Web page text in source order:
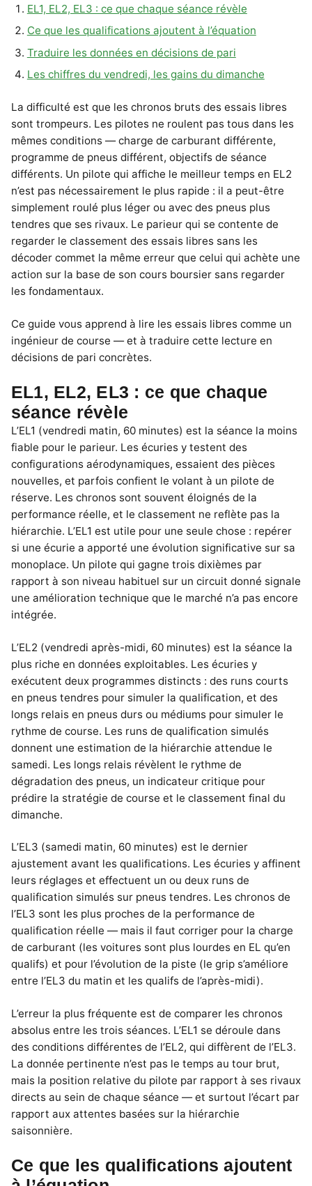
EL1, EL2, EL3 : ce que chaque séance révèle
Ce que les qualifications ajoutent à l’équation
Traduire les données en décisions de pari
Les chiffres du vendredi, les gains du dimanche
La difficulté est que les chronos bruts des essais libres
sont trompeurs. Les pilotes ne roulent pas tous dans les
mêmes conditions — charge de carburant différente,
programme de pneus différent, objectifs de séance
différents. Un pilote qui affiche le meilleur temps en EL2
n’est pas nécessairement le plus rapide : il a peut-être
simplement roulé plus léger ou avec des pneus plus
tendres que ses rivaux. Le parieur qui se contente de
regarder le classement des essais libres sans les
décoder commet la même erreur que celui qui achète une
action sur la base de son cours boursier sans regarder
les fondamentaux.
Ce guide vous apprend à lire les essais libres comme un
ingénieur de course — et à traduire cette lecture en
décisions de pari concrètes.
EL1, EL2, EL3 : ce que chaque
séance révèle
L’EL1 (vendredi matin, 60 minutes) est la séance la moins
fiable pour le parieur. Les écuries y testent des
configurations aérodynamiques, essaient des pièces
nouvelles, et parfois confient le volant à un pilote de
réserve. Les chronos sont souvent éloignés de la
performance réelle, et le classement ne reflète pas la
hiérarchie. L’EL1 est utile pour une seule chose : repérer
si une écurie a apporté une évolution significative sur sa
monoplace. Un pilote qui gagne trois dixièmes par
rapport à son niveau habituel sur un circuit donné signale
une amélioration technique que le marché n’a pas encore
intégrée.
L’EL2 (vendredi après-midi, 60 minutes) est la séance la
plus riche en données exploitables. Les écuries y
exécutent deux programmes distincts : des runs courts
en pneus tendres pour simuler la qualification, et des
longs relais en pneus durs ou médiums pour simuler le
rythme de course. Les runs de qualification simulés
donnent une estimation de la hiérarchie attendue le
samedi. Les longs relais révèlent le rythme de
dégradation des pneus, un indicateur critique pour
prédire la stratégie de course et le classement final du
dimanche.
L’EL3 (samedi matin, 60 minutes) est le dernier
ajustement avant les qualifications. Les écuries y affinent
leurs réglages et effectuent un ou deux runs de
qualification simulés sur pneus tendres. Les chronos de
l’EL3 sont les plus proches de la performance de
qualification réelle — mais il faut corriger pour la charge
de carburant (les voitures sont plus lourdes en EL qu’en
qualifs) et pour l’évolution de la piste (le grip s’améliore
entre l’EL3 du matin et les qualifs de l’après-midi).
L’erreur la plus fréquente est de comparer les chronos
absolus entre les trois séances. L’EL1 se déroule dans
des conditions différentes de l’EL2, qui diffèrent de l’EL3.
La donnée pertinente n’est pas le temps au tour brut,
mais la position relative du pilote par rapport à ses rivaux
directs au sein de chaque séance — et surtout l’écart par
rapport aux attentes basées sur la hiérarchie
saisonnière.
Ce que les qualifications ajoutent